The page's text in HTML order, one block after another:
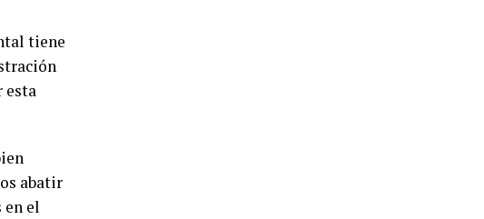
tiene
esta
abatir
en el